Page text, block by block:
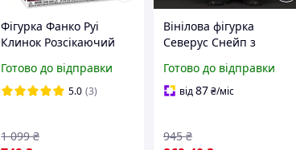
Фігурка Фанко Руі
Клинок Розсікаючий
Slayer Rui Funko 57345
Готово до відправки
5.0 (3)
1 099 ₴
Вінілова фігурка
Северус Снейп з
Snape with Patronus
195 серії Гаррі Поттер
Готово до відправки
від87 ₴/міс
945 ₴